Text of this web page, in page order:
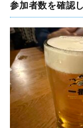
参加者数を確認